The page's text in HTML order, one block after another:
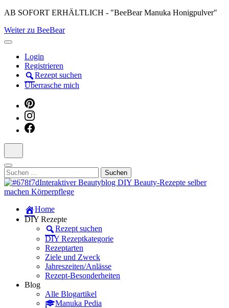
Skip
content
(Press
AB SOFORT ERHÄLTLICH - "BeeBear Manuka Honigpulver"
Weiter zu BeeBear
Login
Registrieren
Rezept suchen
Überrasche mich
Suchen
nach:
Manuka Magic – Natürlich schön:
Dein interaktiver DIY Beautyblog
Dein persönlicher interaktiver DIY Beautyblog
Home
DIY Rezepte
Rezept suchen
DIY Rezeptkategorie
Rezeptarten
Ziele und Zweck
Jahreszeiten/Anlässe
Rezept-Besonderheiten
Blog
Alle Blogartikel
Manuka Pedia